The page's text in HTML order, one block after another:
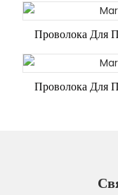
Проволока Для
Проволока Для